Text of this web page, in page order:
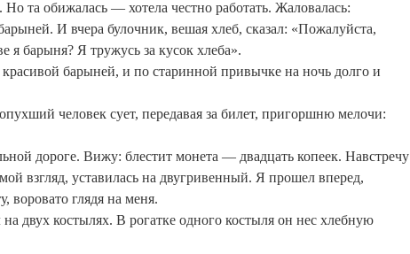
Но та обижалась — хотела честно работать. Жаловалась:
И вчера булочник, вешая хлеб, сказал: «Пожалуйста,
я барыня? Я тружусь за кусок хлеба».
красивой барыней, и по старинной привычке на ночь долго и
человек сует, передавая за билет, пригоршню мелочи:
дороге. Вижу: блестит монета — двадцать копеек. Навстречу
взгляд, уставилась на двугривенный. Я прошел вперед,
воровато глядя на меня.
двух костылях. В рогатке одного костыля он нес хлебную